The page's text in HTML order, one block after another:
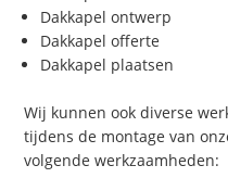
Dakkapel ontwerp
Dakkapel offerte
Dakkapel plaatsen
Wij kunnen ook diverse
tijdens de montage van
volgende werkzaamheden: